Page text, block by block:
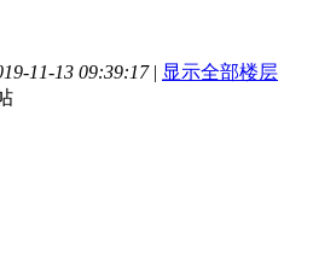
11-13 09:39:17 | 显示全部楼层